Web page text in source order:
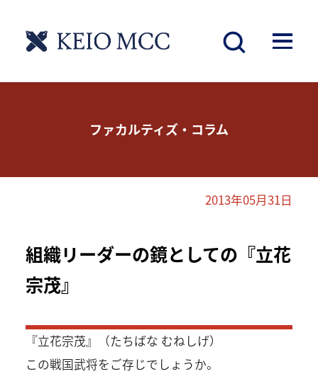
ファカルティズ・コラム
2013年05月31日
組織リーダーの鏡としての『立花
宗茂』
『立花宗茂』（たちばな むねしげ）
この戦国武将をご存じでしょうか。